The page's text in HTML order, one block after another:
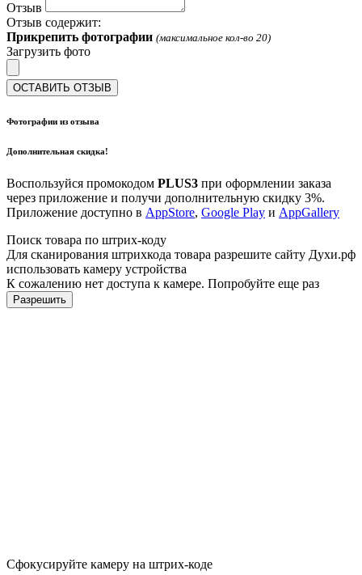
Отзыв
Отзыв содержит:
Прикрепить фотографии (максимальное кол-во 20)
Загрузить фото
ОСТАВИТЬ ОТЗЫВ
Фотографии из отзыва
Дополнительная скидка!
Воспользуйся промокодом PLUS3 при оформлении заказа
через приложение и получи дополнительную скидку 3%.
Приложение доступно в AppStore, Google Play и AppGallery
Поиск товара по штрих-коду
Для сканирования штрихкода товара разрешите сайту Духи.рф
использовать камеру устройства
К сожалению нет доступа к камере. Попробуйте еще раз
Разрешить
Сфокусируйте камеру на штрих-коде